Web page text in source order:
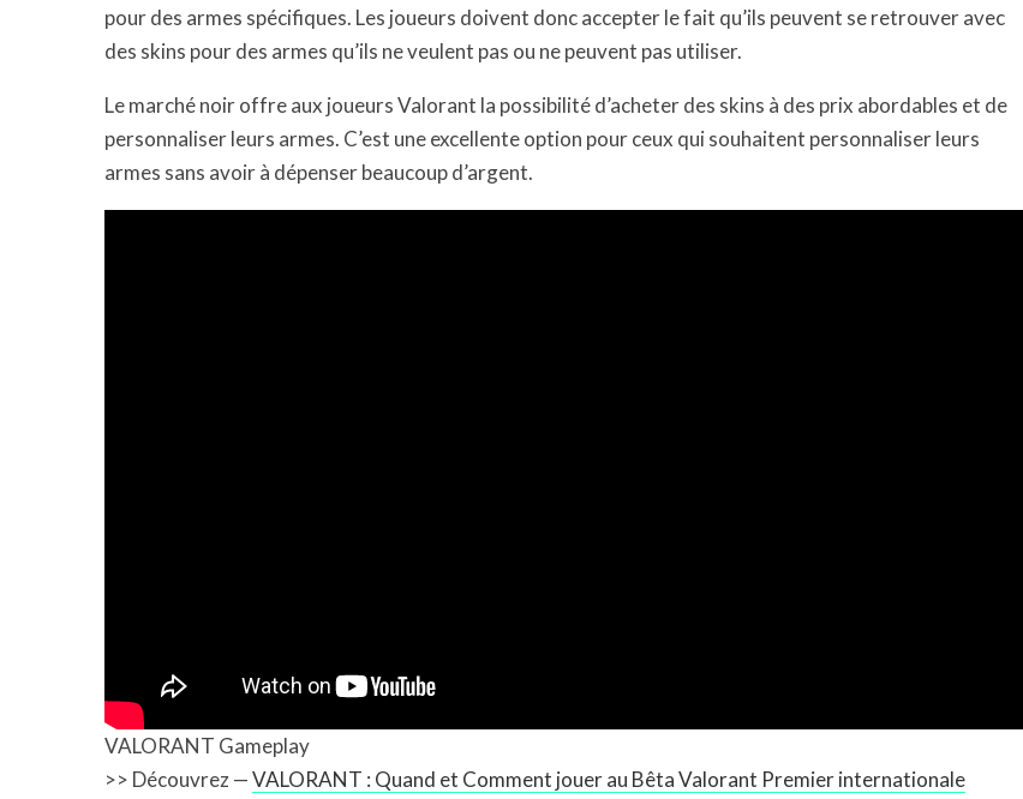
pour des armes spécifiques. Les joueurs doivent donc accepter le fait qu’ils peuvent se retrouver avec
des skins pour des armes qu’ils ne veulent pas ou ne peuvent pas utiliser.
Le marché noir offre aux joueurs Valorant la possibilité d’acheter des skins à des prix abordables et de
personnaliser leurs armes. C’est une excellente option pour ceux qui souhaitent personnaliser leurs
armes sans avoir à dépenser beaucoup d’argent.
VALORANT Gameplay
>> Découvrez —VALORANT : Quand et Comment jouer au Bêta Valorant Premier internationale